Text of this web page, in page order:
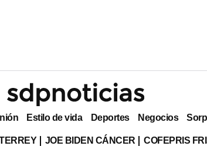
Estilo de vida Deportes Negocios
JOE BIDEN CÁNCER COFEPRIS